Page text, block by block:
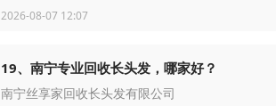
2026-08-07 12:07
19、南宁专业回收长头发，哪家好？
南宁丝享家回收长头发有限公司